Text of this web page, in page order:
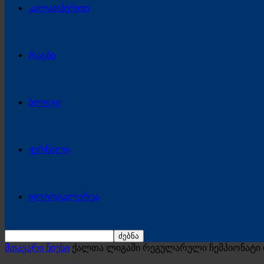
კალათბურთი
რაგბი
ბლოგი
ჟურნალი
ფოტოგალერეა
მთავარი ნიუსი ქალთა ლიგაში რეგულარული